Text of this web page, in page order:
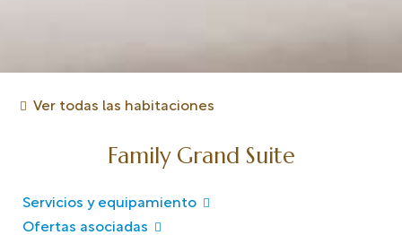
Ver todas las habitaciones
Family Grand Suite
Servicios y equipamiento
Ofertas asociadas